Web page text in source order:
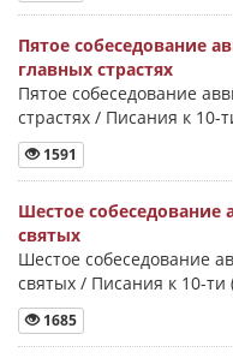
Пятое собеседование
главных страстях
Пятое собеседование
страстях / Писания к 10-
1591
Шестое
святых
Шестое собеседование
святых / Писания к 10-ти
1685